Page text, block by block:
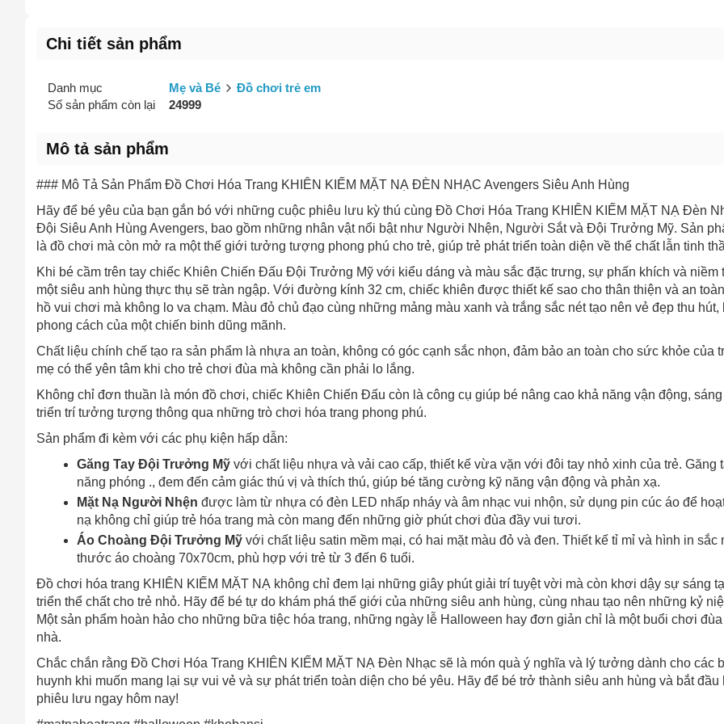
Chi tiết sản phẩm
Danh mục Mẹ và Bé
Đồ chơi trẻ em
Số sản phẩm còn lại
24999
Mô tả sản phẩm
### Mô Tả Sản Phẩm Đồ Chơi Hóa Trang KHIÊN KIẾM MẶT NẠ ĐÈN NHẠC Avengers Siêu Anh Hùng
Hãy để bé yêu của bạn gắn bó với những cuộc phiêu lưu kỳ thú cùng Đồ Chơi Hóa Trang KHIÊN KIẾM MẶT NẠ Đèn
Đội Siêu Anh Hùng Avengers, bao gồm những nhân vật nổi bật như Người Nhện, Người Sắt và Đội Trưởng Mỹ. Sản
là đồ chơi mà còn mở ra một thế giới tưởng tượng phong phú cho trẻ, giúp trẻ phát triển toàn diện về thể chất lẫn tinh
Khi bé cầm trên tay chiếc Khiên Chiến Đấu Đội Trưởng Mỹ với kiểu dáng và màu sắc đặc trưng, sự phấn khích và niềm
một siêu anh hùng thực thụ sẽ tràn ngập. Với đường kính 32 cm, chiếc khiên được thiết kế sao cho thân thiện và an
hồ vui chơi mà không lo va chạm. Màu đỏ chủ đạo cùng những mảng màu xanh và trắng sắc nét tạo nên vẻ đẹp thu hút,
phong cách của một chiến binh dũng mãnh.
Chất liệu chính chế tạo ra sản phẩm là nhựa an toàn, không có góc cạnh sắc nhọn, đảm bảo an toàn cho sức khỏe của
mẹ có thể yên tâm khi cho trẻ chơi đùa mà không cần phải lo lắng.
Không chỉ đơn thuần là món đồ chơi, chiếc Khiên Chiến Đấu còn là công cụ giúp bé nâng cao khả năng vận động,
triển trí tưởng tượng thông qua những trò chơi hóa trang phong phú.
Sản phẩm đi kèm với các phụ kiện hấp dẫn:
Găng Tay Đội Trưởng Mỹ với chất liệu nhựa và vải cao cấp, thiết kế vừa vặn với đôi tay nhỏ xinh của trẻ. Găng
năng phóng ., đem đến cảm giác thú vị và thích thú, giúp bé tăng cường kỹ năng vận động và phản xạ.
Mặt Nạ Người Nhện được làm từ nhựa có đèn LED nhấp nháy và âm nhạc vui nhộn, sử dụng pin cúc áo để
nạ không chỉ giúp trẻ hóa trang mà còn mang đến những giờ phút chơi đùa đầy vui tươi.
Áo Choàng Đội Trưởng Mỹ với chất liệu satin mềm mại, có hai mặt màu đỏ và đen. Thiết kế tỉ mỉ và hình in sắc
thước áo choàng 70x70cm, phù hợp với trẻ từ 3 đến 6 tuổi.
Đồ chơi hóa trang KHIÊN KIẾM MẶT NẠ không chỉ đem lại những giây phút giải trí tuyệt vời mà còn khơi dậy sự sáng
triển thể chất cho trẻ nhỏ. Hãy để bé tự do khám phá thế giới của những siêu anh hùng, cùng nhau tạo nên những kỷ
Một sản phẩm hoàn hảo cho những bữa tiệc hóa trang, những ngày lễ Halloween hay đơn giản chỉ là một buổi chơi đùa
nhà.
Chắc chắn rằng Đồ Chơi Hóa Trang KHIÊN KIẾM MẶT NẠ Đèn Nhạc sẽ là món quà ý nghĩa và lý tưởng dành cho các
huynh khi muốn mang lại sự vui vẻ và sự phát triển toàn diện cho bé yêu. Hãy để bé trở thành siêu anh hùng và bắt đầu
phiêu lưu ngay hôm nay!
Chào mừng khách hàng mới!
cho đơn hàng có giá trị từ
Khi mua hàng trên
CHIAKI
Cách sử dụng:
TẢi APP CHIAKI
🎁 Đừng Bỏ Lỡ! 🎁
Mã Giảm Giá Dành Riêng Cho Bạn
Giảm ngay- cho bất kỳ đơn hàng nào.
XXX-XXXX